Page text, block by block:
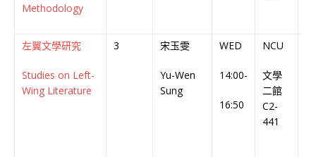
Methodology
左翼文學研究
Studies on Left-
Wing Literature
3 宋玉雯
Yu-Wen
Sung
WED
14:00-
16:50
NCU
文學
二館
C2-
441